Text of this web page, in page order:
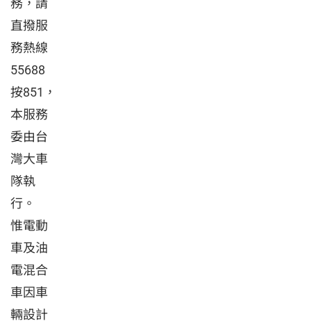
務，請
直撥服
務熱線
55688
按851，
本服務
委由台
灣大車
隊執
行。
惟電動
車及油
電混合
車因車
輛設計